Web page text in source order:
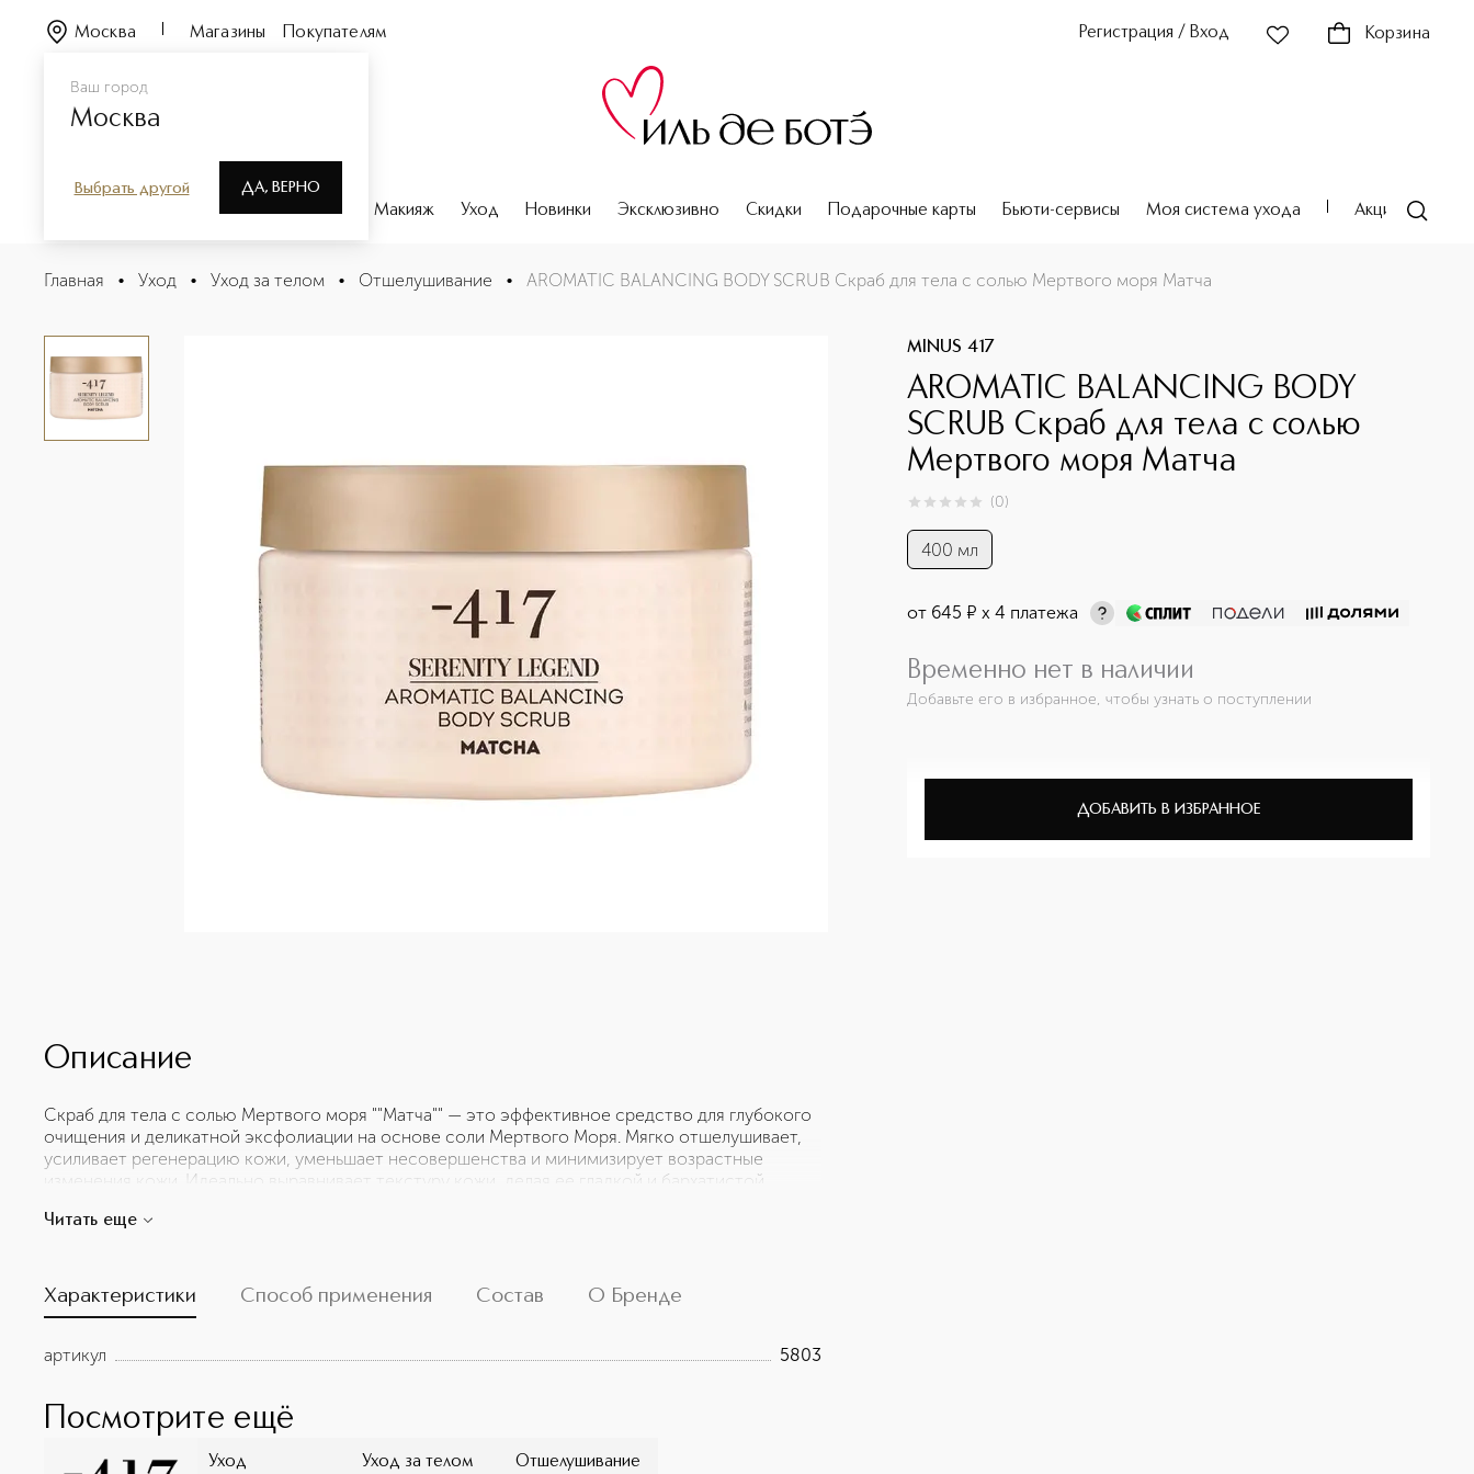
Ваш город
Москва
Выбрать другой ДА, ВЕРНО
Москва Магазины Покупателям Регистрация / Вход Корзина
Парфюмерия Макияж Уход Новинки Эксклюзивно Скидки Подарочные карты Бьюти-сервисы Моя система ухода Акции
AROMATIC BALANCING BODY SCRUB Скраб для тела с солью Мертвого моря Матча
Главная • Уход • Уход за телом • Отшелушивание • AROMATIC BALANCING BODY SCRUB Скраб для тела с солью Мертвого моря Матча
MINUS 417
AROMATIC BALANCING BODY
SCRUB Скраб для тела с солью
Мертвого моря Матча
0из 0 (0)
400 мл
от 645 ¤ х 4 платежа
Временно нет в наличии
Добавьте его в избранное, чтобы узнать о поступлении
ДОБАВИТЬ В ИЗБРАННОЕ
Описание
Скраб для тела с солью Мертвого моря ""Матча"" — это эффективное средство для глубокого
очищения и деликатной эксфолиации на основе соли Мертвого Моря. Мягко отшелушивает,
усиливает регенерацию кожи, уменьшает несовершенства и минимизирует возрастные
изменения кожи. Идеально выравнивает текстуру кожи, делая ее гладкой и бархатистой.
витаминами (А, B, E, F), а также комплексом натуральных масел и растительных экстрактов.
взаимодействия с дарами Мертвого моря!
Читать еще
Характеристики Способ применения Состав О Бренде
артикул 5803
Посмотрите ещё
Уход Уход за телом Отшелушивание